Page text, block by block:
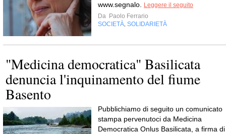
www.segnalo.
Leggere il seguito
Da Paolo Ferrario
SOCIETÀ SOLIDARIETÀ
"Medicina democratica" Basilicata
denuncia l'inquinamento del fiume
Basento
Pubblichiamo di seguito un comunicato
stampa pervenutoci da Medicina
Democratica Onlus Basilicata, a firma di